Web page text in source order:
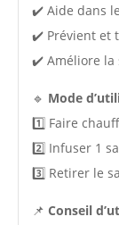
✔️ Aide dans
✔️ Prévient et
✔️ Améliore la
🔹 Mode
1️⃣ Faire
2️⃣ Infuser 1
3️⃣ Retirer le
📌 Conseil